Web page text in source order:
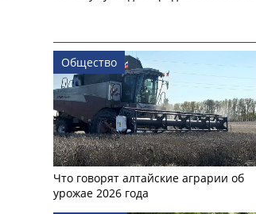
Общество
Что говорят алтайские аграрии об
урожае 2026 года